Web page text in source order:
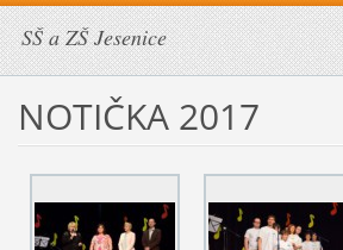
SŠ a ZŠ Jesenice
NOTIČKA 2017